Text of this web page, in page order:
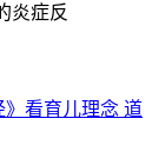
炎症反
道